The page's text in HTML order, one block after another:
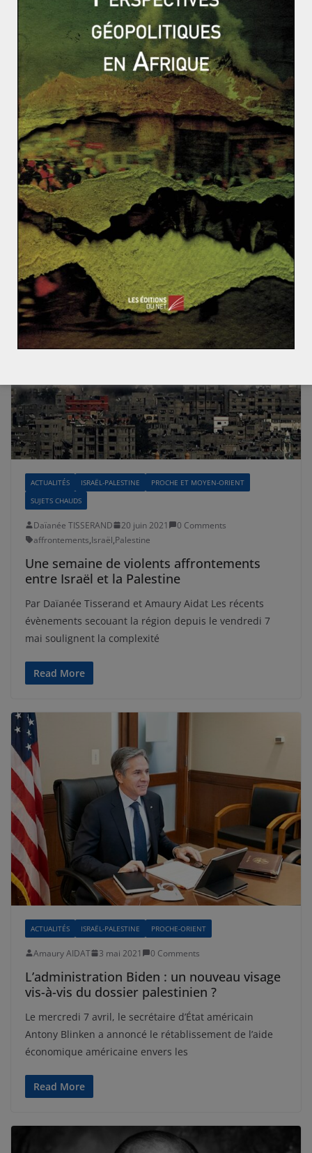
ACTUALITÉS AFRIQUE ETAT ISLAMIQUE
ÉTATS-UNIS
FICHES DE LECTURE
GÉOPOLITIQUE & RELATIONS INTERNATIONALES
PROCHE ET MOYEN-ORIENT
Martin HEBERT 7 août 2021 0 Comments
Une histoire de la guerre contre le
terrorisme au XXIe siècle.
Marc Hecker et Élie Tenenbaum sont deux chercheurs
spécialistes des questions stratégiques. Ils sont
rattachés au Centre des études de
Read More
ACTUALITÉS ISRAËL-PALESTINE
PROCHE ET MOYEN-ORIENT
SUJETS CHAUDS
Daïanée TISSERAND 20 juin 2021
0 Comments
affrontements,Israël,Palestine
Une semaine de violents affrontements
entre Israël et la Palestine
Par Daïanée Tisserand et Amaury Aidat Les récents
évènements secouant la région depuis le vendredi 7
mai soulignent la complexité
Read More
ACTUALITÉS ISRAËL-PALESTINE PROCHE-ORIENT
Amaury AIDAT 3 mai 2021 0 Comments
L’administration Biden : un nouveau visage
vis-à-vis du dossier palestinien ?
Le mercredi 7 avril, le secrétaire d’État américain
Antony Blinken a annoncé le rétablissement de l’aide
économique américaine envers les
Read More